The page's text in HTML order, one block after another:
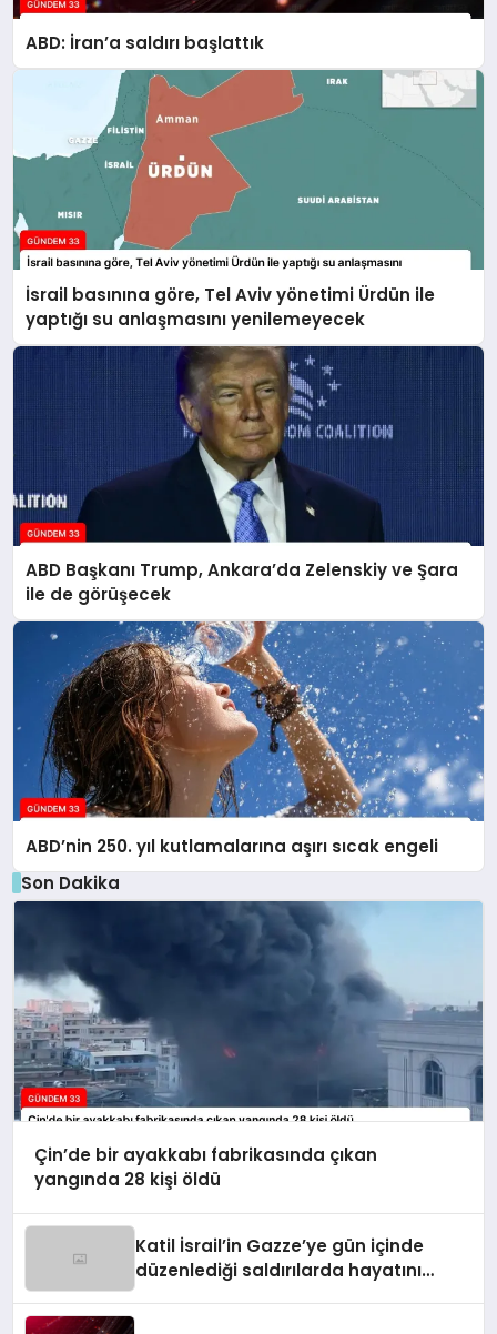
ABD: İran’a saldırı başlattık
İsrail basınına göre, Tel Aviv yönetimi Ürdün ile
yaptığı su anlaşmasını yenilemeyecek
ABD Başkanı Trump, Ankara’da Zelenskiy ve Şara
ile de görüşecek
ABD’nin 250. yıl kutlamalarına aşırı sıcak engeli
Son Dakika
Çin’de bir ayakkabı fabrikasında çıkan
yangında 28 kişi öldü
Katil İsrail’in Gazze’ye gün içinde
düzenlediği saldırılarda hayatını